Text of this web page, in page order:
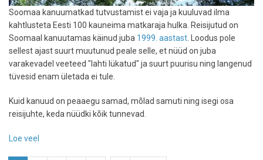
Soomaa kanuumatkad tutvustamist ei vaja ja kuuluvad ilma
kahtlusteta Eesti 100 kauneima matkaraja hulka. Reisijutud on
Soomaal kanuutamas käinud juba 1999. aastast. Loodus pole
sellest ajast suurt muutunud peale selle, et nüüd on juba
varakevadel veeteed "lahti lükatud" ja suurt puurisu ning langenud
tüvesid enam ületada ei tule.
Kuid kanuud on peaaegu samad, mõlad samuti ning isegi osa
reisijuhte, keda nüüdki kõik tunnevad.
Loe veel